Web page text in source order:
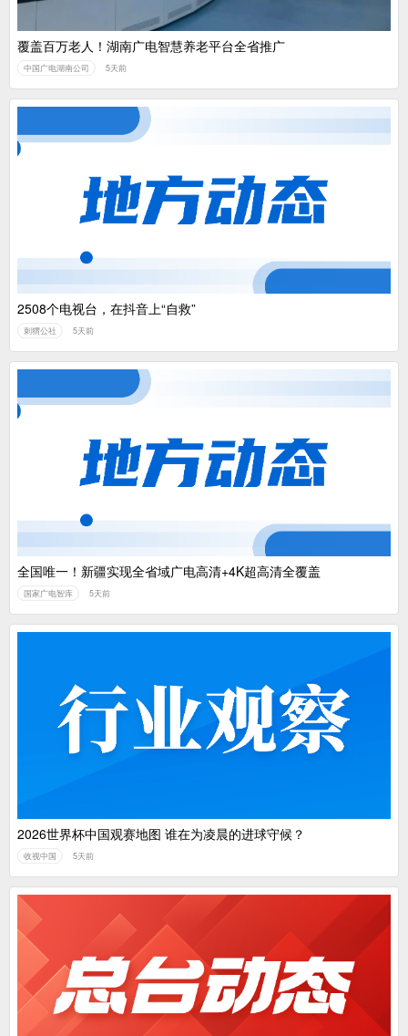
覆盖百万老人！湖南广电智慧养老平台全省推广
中国广电湖南公司 5天前
2508个电视台，在抖音上“自救”
刺猬公社 5天前
全国唯一！新疆实现全省域广电高清+4K超高清全覆盖
国家广电智库 5天前
2026世界杯中国观赛地图 谁在为凌晨的进球守候？
收视中国 5天前